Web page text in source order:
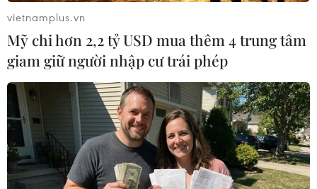
đưa ra các kết quả chỉ tiêu đánh giá định lượng
làm cơ sở xem xét, báo cáo cấp có thẩm quyền
quyết định phân bổ vốn cho dự án.
Sắp xếp ưu tiên mở rộng các
đoạn tuyến
Đối với danh mục đầu tư công trung hạn giai
đoạn 2026-2030, Bộ Xây dựng thống nhất sắp
xếp thứ tự ưu tiên của dự án sau khi phân bổ,
vietnamplus.vn
Mỹ chi hơn 2,2 tỷ USD mua thêm 4 trung tâm
giam giữ người nhập cư trái phép